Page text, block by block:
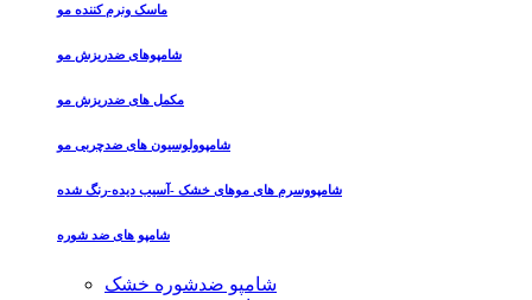
ماسک ونرم کننده مو
شامپوهای ضدریزش مو
مکمل های ضدریزش مو
شامپوولوسیون های ضدچربی مو
شامپووسرم های موهای خشک -آسیب دیده-رنگ شده
شامپو های ضد شوره
شامپو ضدشوره خشک